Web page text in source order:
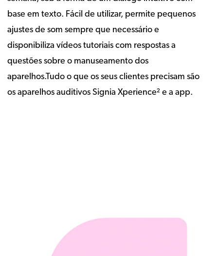
base em texto. Fácil de utilizar, permite pequenos
ajustes de som sempre que necessário e
disponibiliza vídeos tutoriais com respostas a
questões sobre o manuseamento dos
aparelhos.Tudo o que os seus clientes precisam são
os aparelhos auditivos Signia Xperience² e a app.